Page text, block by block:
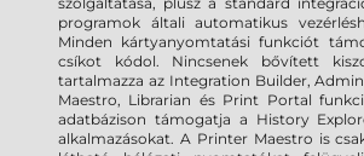
programok általi automatikus
Minden kártyanyomtatási funkciót
csíkot kódol. Nincsenek bővített
tartalmazza az Integration Builder,
Maestro, Librarian és Print Portal
adatbázison támogatja a History
alkalmazásokat. A Printer Maestro is